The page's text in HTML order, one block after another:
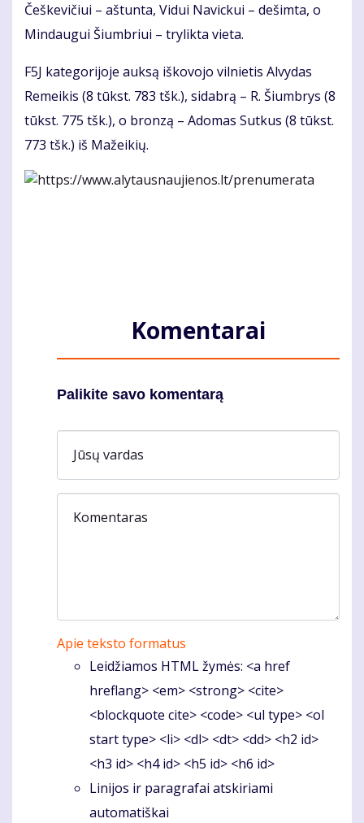
Češkevičiui – aštunta, Vidui Navickui – dešimta, o
Mindaugui Šiumbriui – trylikta vieta.
F5J kategorijoje auksą iškovojo vilnietis Alvydas
Remeikis (8 tūkst. 783 tšk.), sidabrą – R. Šiumbrys (8
tūkst. 775 tšk.), o bronzą – Adomas Sutkus (8 tūkst.
773 tšk.) iš Mažeikių.
Komentarai
Palikite savo komentarą
Jūsų vardas
Komentaras
Apie teksto formatus
Leidžiamos HTML žymės: <a href
hreflang> <em> <strong> <cite>
<blockquote cite> <code> <ul type> <ol
start type> <li> <dl> <dt> <dd> <h2 id>
<h3 id> <h4 id> <h5 id> <h6 id>
Linijos ir paragrafai atskiriami
automatiškai